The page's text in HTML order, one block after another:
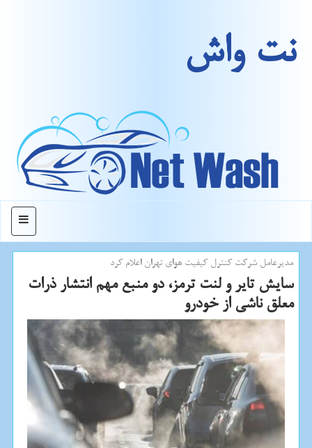
نت واش
منو
مدیرعامل شركت كنترل كیفیت هوای تهران اعلام كرد
سایش تایر و لنت ترمز، دو منبع مهم انتشار ذرات
معلق ناشی از خودرو